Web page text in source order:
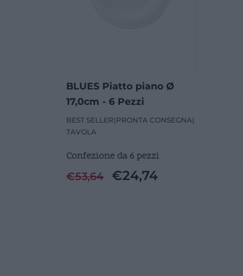
BLUES Piatto piano Ø
17,0cm - 6 Pezzi
BEST SELLER| PRONTA CONSEGNA|
TAVOLA
Confezione da 6 pezzi
€53,64 €24,74